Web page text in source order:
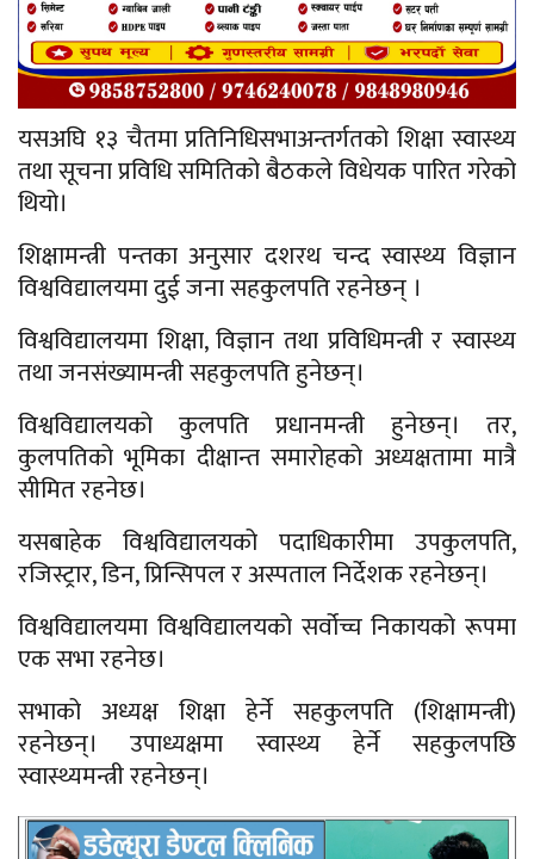
यसअघि १३ चैतमा प्रतिनिधिसभाअन्तर्गतको शिक्षा स्वास्थ्य
तथा सूचना प्रविधि समितिको बैठकले विधेयक पारित गरेको
थियो।
शिक्षामन्त्री पन्तका अनुसार दशरथ चन्द स्वास्थ्य विज्ञान
विश्वविद्यालयमा दुई जना सहकुलपति रहनेछन् ।
विश्वविद्यालयमा शिक्षा, विज्ञान तथा प्रविधिमन्त्री र स्वास्थ्य
तथा जनसंख्यामन्त्री सहकुलपति हुनेछन्।
विश्वविद्यालयको कुलपति प्रधानमन्त्री हुनेछन्। तर,
कुलपतिको भूमिका दीक्षान्त समारोहको अध्यक्षतामा मात्रै
सीमित रहनेछ।
यसबाहेक विश्वविद्यालयको पदाधिकारीमा उपकुलपति,
रजिस्ट्रार, डिन, प्रिन्सिपल र अस्पताल निर्देशक रहनेछन्।
विश्वविद्यालयमा विश्वविद्यालयको सर्वोच्च निकायको रूपमा
एक सभा रहनेछ।
सभाको अध्यक्ष शिक्षा हेर्ने सहकुलपति (शिक्षामन्त्री)
रहनेछन्। उपाध्यक्षमा स्वास्थ्य हेर्ने सहकुलपछि
स्वास्थ्यमन्त्री रहनेछन्।